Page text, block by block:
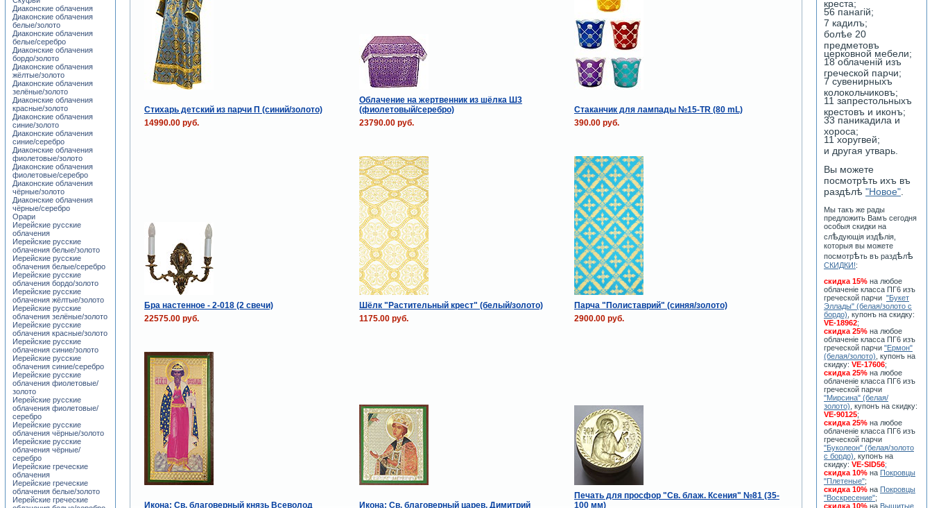
Стихарь детский из парчи П (синий/золото)
Облачение на жертвенник из шёлка Ш3
(фиолетовый/серебро)
Стаканчик для лампады №15-TR (80 mL)
14990.00 руб.
23790.00 руб. 390.00 руб.
Бра настенное - 2-018 (2 свечи) Шёлк "Растительный крест" (белый/золото)
Парча "Полиставрий" (синяя/золото)
22575.00 руб.
1175.00 руб. 2900.00 руб.
Икона: Св. благоверный князь Всеволод Икона: Св. благоверный царев. Димитрий
Печать для просфор "Св. блаж. Ксения" №81 (35-
100 мм)
Диаконские облачения
Диаконские облачения
белые/золото
Диаконские облачения
белые/серебро
Диаконские облачения
бордо/золото
Диаконские облачения
жёлтые/золото
Диаконские облачения
зелёные/золото
Диаконские облачения
красные/золото
Диаконские облачения
синие/золото
Диаконские облачения
синие/серебро
Диаконские облачения
фиолетовые/золото
Диаконские облачения
фиолетовые/серебро
Диаконские облачения
чёрные/золото
Диаконские облачения
чёрные/серебро
Орари
Иерейские русские
облачения
Иерейские русские
облачения белые/золото
Иерейские русские
облачения белые/серебро
Иерейские русские
облачения бордо/золото
Иерейские русские
облачения жёлтые/золото
Иерейские русские
облачения зелёные/золото
Иерейские русские
облачения красные/золото
Иерейские русские
облачения синие/золото
Иерейские русские
облачения синие/серебро
Иерейские русские
облачения фиолетовые/
золото
Иерейские русские
облачения фиолетовые/
серебро
Иерейские русские
облачения чёрные/золото
Иерейские русские
облачения чёрные/
серебро
Иерейские греческие
облачения
Иерейские греческие
облачения белые/золото
Иерейские греческие
креста;
56 панагiй;
7 кадилъ;
болѣе 20
предметовъ
церковной мебели;
18 облаченiй изъ
греческой парчи;
7 сувенирныхъ
колокольчиковъ;
11 запрестольныхъ
крестовъ и иконъ;
33 паникадила и
хороса;
11 хоругвей;
и другая утварь.
Вы можете
посмотрѣть ихъ въ
раздѣлѣ "Новое"
Мы такъ же рады
предложить Вамъ сегодня
особыя скидки на
слѣдующiя издѣлiя,
которыя вы можете
посмотрѣть въ раздѣлѣ
СКИДКИ!:
скидка 15% на любое
облаченiе класса ПГ6 изъ
греческой парчи "Букет
Эллады" (белая/золото с
бордо) , купонъ на скидку:
VE-18962;
скидка 25% на любое
облаченiе класса ПГ6 изъ
греческой парчи "Ермон"
(белая/золото) , купонъ на
скидку: VE-17606;
скидка 25% на любое
облаченiе класса ПГ6 изъ
греческой парчи
"Мирсина" (белая/
золото) , купонъ на скидку:
VE-90125;
скидка 25% на любое
облаченiе класса ПГ6 изъ
греческой парчи
"Буколеон" (белая/золото
с бордо) , купонъ на
скидку: VE-SID56;
скидка 10% на Покровцы
"Плетеные";
скидка 10% на Покровцы
"Воскресение";
скидка 10% на Вышитые